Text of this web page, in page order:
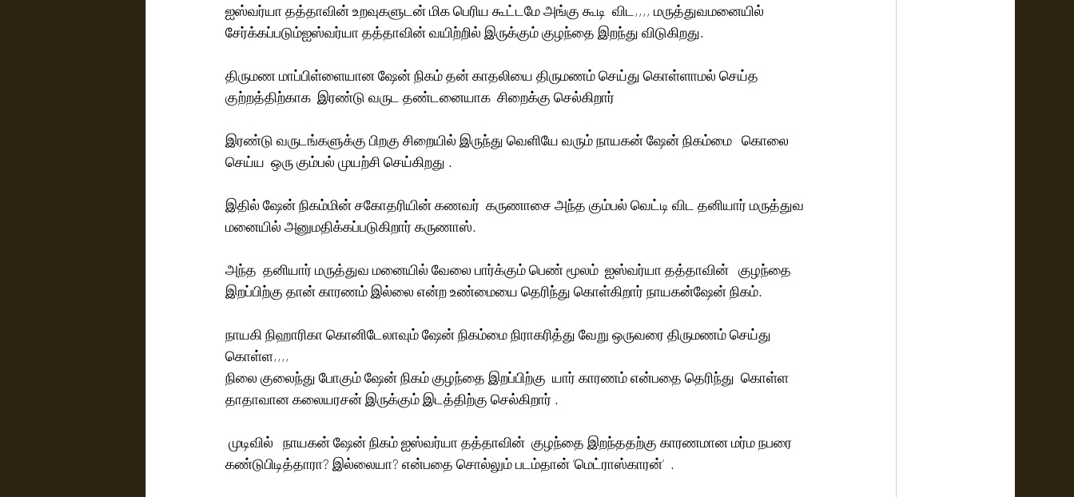
ஐஸ்வர்யா தத்தாவின் உறவுகளுடன் மிக பெரிய கூட்டமே அங்கு கூடி  விட,,,, மருத்துவமனையில்
சேர்க்கப்படும்ஐஸ்வர்யா தத்தாவின் வயிற்றில் இருக்கும் குழந்தை இறந்து விடுகிறது.
திருமண மாப்பிள்ளையான ஷேன் நிகம் தன் காதலியை திருமணம் செய்து கொள்ளாமல் செய்த
குற்றத்திற்காக  இரண்டு வருட தண்டனையாக  சிறைக்கு செல்கிறார்
இரண்டு வருடங்களுக்கு பிறகு சிறையில் இருந்து வெளியே வரும் நாயகன் ஷேன் நிகம்மை   கொலை
செய்ய  ஒரு கும்பல் முயற்சி செய்கிறது .
இதில் ஷேன் நிகம்மின் சகோதரியின் கணவர்  கருணாசை அந்த கும்பல் வெட்டி விட தனியார் மருத்துவ
மனையில் அனுமதிக்கப்படுகிறார் கருணாஸ்.
அந்த  தனியார் மருத்துவ மனையில் வேலை பார்க்கும் பெண் மூலம்  ஐஸ்வர்யா தத்தாவின்   குழந்தை
இறப்பிற்கு தான் காரணம் இல்லை என்ற உண்மையை தெரிந்து கொள்கிறார் நாயகன்ஷேன் நிகம்.
நாயகி நிஹாரிகா கொனிடேலாவும் ஷேன் நிகம்மை நிராகரித்து வேறு ஒருவரை திருமணம் செய்து
கொள்ள,,,,
நிலை குலைந்து போகும் ஷேன் நிகம் குழந்தை இறப்பிற்கு  யார் காரணம் என்பதை தெரிந்து  கொள்ள
தாதாவான கலையரசன் இருக்கும் இடத்திற்கு செல்கிறார் .
முடிவில்   நாயகன் ஷேன் நிகம் ஐஸ்வர்யா தத்தாவின்  குழந்தை இறந்ததற்கு காரணமான மர்ம நபரை
கண்டுபிடித்தாரா? இல்லையா? என்பதை சொல்லும் படம்தான் ’மெட்ராஸ்காரன்’  .